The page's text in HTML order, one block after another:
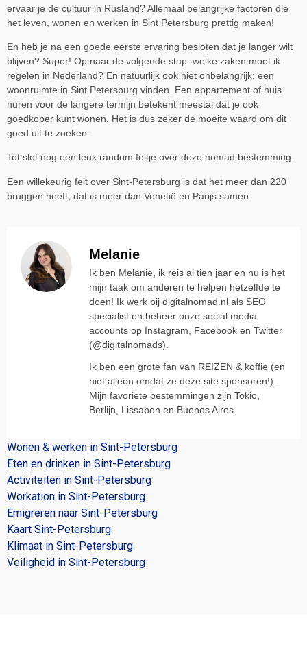
ervaar je de cultuur in Rusland? Allemaal belangrijke factoren die
het leven, wonen en werken in Sint Petersburg prettig maken!
En heb je na een goede eerste ervaring besloten dat je langer wilt
blijven? Super! Op naar de volgende stap: welke zaken moet ik
regelen in Nederland? En natuurlijk ook niet onbelangrijk: een
woonruimte in Sint Petersburg vinden. Een appartement of huis
huren voor de langere termijn betekent meestal dat je ook
goedkoper kunt wonen. Het is dus zeker de moeite waard om dit
goed uit te zoeken.
Tot slot nog een leuk random feitje over deze nomad bestemming.
Een willekeurig feit over Sint-Petersburg is dat het meer dan 220
bruggen heeft, dat is meer dan Venetië en Parijs samen.
Melanie
Ik ben Melanie, ik reis al tien jaar en nu is het
mijn taak om anderen te helpen hetzelfde te
doen! Ik werk bij digitalnomad.nl als SEO
specialist en beheer onze social media
accounts op Instagram, Facebook en Twitter
(@digitalnomads).
Ik ben een grote fan van REIZEN & koffie (en
niet alleen omdat ze deze site sponsoren!).
Mijn favoriete bestemmingen zijn Tokio,
Berlijn, Lissabon en Buenos Aires.
Wonen & werken in Sint-Petersburg
Eten en drinken in Sint-Petersburg
Activiteiten in Sint-Petersburg
Workation in Sint-Petersburg
Emigreren naar Sint-Petersburg
Kaart Sint-Petersburg
Klimaat in Sint-Petersburg
Veiligheid in Sint-Petersburg